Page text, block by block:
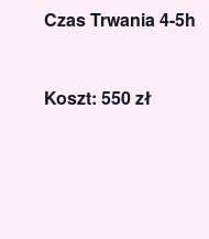
Czas Trwania 4-5h
Koszt: 550 zł